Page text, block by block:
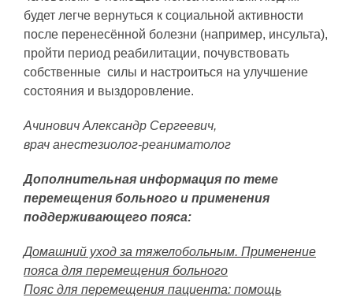
будет легче вернуться к социальной активности
после перенесённой болезни (например, инсульта),
пройти период реабилитации, почувствовать
собственные силы и настроиться на улучшение
состояния и выздоровление.
Ачинович Александр Сергеевич,
врач анестезиолог-реаниматолог
Дополнительная информация по теме
перемещения больного и применения
поддерживающего пояса:
Домашний уход за тяжелобольным. Применение
пояса для перемещения больного
Пояс для перемещения пациента: помощь